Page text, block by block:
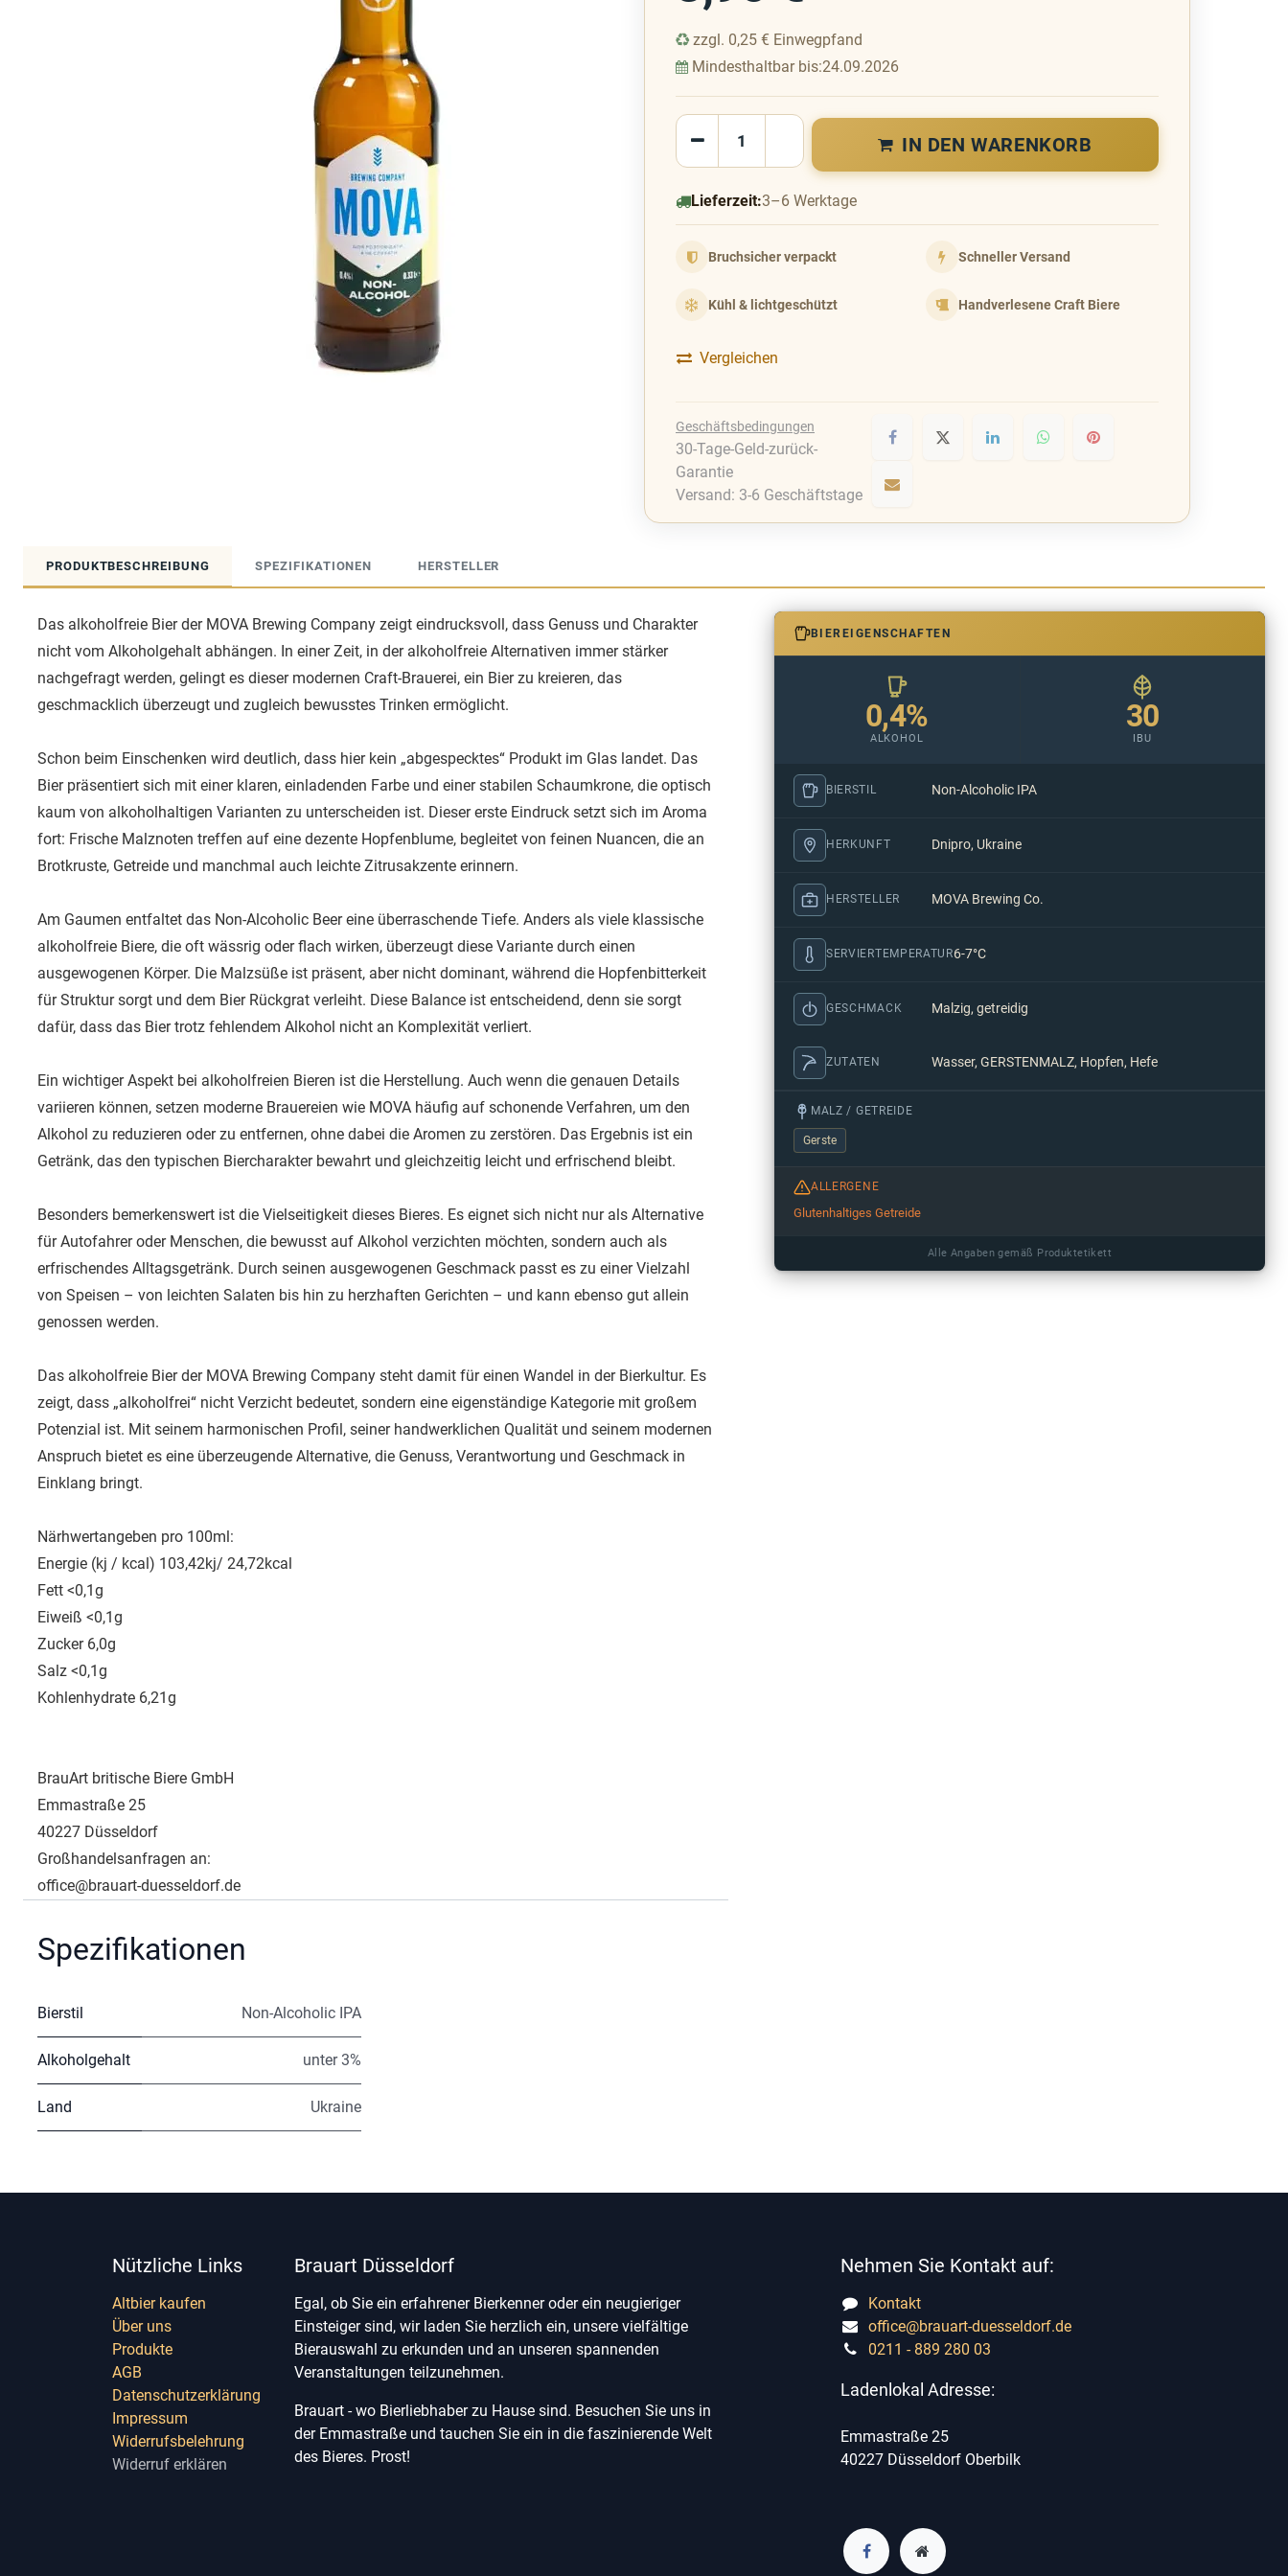
zzgl. 0,25 € Einwegpfand
Mindesthaltbar bis:24.09.2026
IN DEN WARENKORB
Lieferzeit:3–6 Werktage
Bruchsicher verpackt Schneller Versand
Kühl & lichtgeschützt Handverlesene Craft Biere
Vergleichen
Geschäftsbedingungen
30-Tage-Geld-zurück-
Garantie
Versand: 3-6 Geschäftstage
PRODUKTBESCHREIBUNG SPEZIFIKATIONEN HERSTELLER
Das alkoholfreie Bier der MOVA Brewing Company zeigt eindrucksvoll, dass Genuss und Charakter
nicht vom Alkoholgehalt abhängen. In einer Zeit, in der alkoholfreie Alternativen immer stärker
nachgefragt werden, gelingt es dieser modernen Craft-Brauerei, ein Bier zu kreieren, das
geschmacklich überzeugt und zugleich bewusstes Trinken ermöglicht.
Schon beim Einschenken wird deutlich, dass hier kein „abgespecktes“ Produkt im Glas landet. Das
Bier präsentiert sich mit einer klaren, einladenden Farbe und einer stabilen Schaumkrone, die optisch
kaum von alkoholhaltigen Varianten zu unterscheiden ist. Dieser erste Eindruck setzt sich im Aroma
fort: Frische Malznoten treffen auf eine dezente Hopfenblume, begleitet von feinen Nuancen, die an
Brotkruste, Getreide und manchmal auch leichte Zitrusakzente erinnern.
Am Gaumen entfaltet das Non-Alcoholic Beer eine überraschende Tiefe. Anders als viele klassische
alkoholfreie Biere, die oft wässrig oder flach wirken, überzeugt diese Variante durch einen
ausgewogenen Körper. Die Malzsüße ist präsent, aber nicht dominant, während die Hopfenbitterkeit
für Struktur sorgt und dem Bier Rückgrat verleiht. Diese Balance ist entscheidend, denn sie sorgt
dafür, dass das Bier trotz fehlendem Alkohol nicht an Komplexität verliert.
Ein wichtiger Aspekt bei alkoholfreien Bieren ist die Herstellung. Auch wenn die genauen Details
variieren können, setzen moderne Brauereien wie MOVA häufig auf schonende Verfahren, um den
Alkohol zu reduzieren oder zu entfernen, ohne dabei die Aromen zu zerstören. Das Ergebnis ist ein
Getränk, das den typischen Biercharakter bewahrt und gleichzeitig leicht und erfrischend bleibt.
Besonders bemerkenswert ist die Vielseitigkeit dieses Bieres. Es eignet sich nicht nur als Alternative
für Autofahrer oder Menschen, die bewusst auf Alkohol verzichten möchten, sondern auch als
erfrischendes Alltagsgetränk. Durch seinen ausgewogenen Geschmack passt es zu einer Vielzahl
von Speisen – von leichten Salaten bis hin zu herzhaften Gerichten – und kann ebenso gut allein
genossen werden.
Das alkoholfreie Bier der MOVA Brewing Company steht damit für einen Wandel in der Bierkultur. Es
zeigt, dass „alkoholfrei“ nicht Verzicht bedeutet, sondern eine eigenständige Kategorie mit großem
Potenzial ist. Mit seinem harmonischen Profil, seiner handwerklichen Qualität und seinem modernen
Anspruch bietet es eine überzeugende Alternative, die Genuss, Verantwortung und Geschmack in
Einklang bringt.
Närhwertangeben pro 100ml:
Energie (kj / kcal) 103,42kj/ 24,72kcal
Fett <0,1g
Eiweiß <0,1g
Zucker 6,0g
Salz <0,1g
Kohlenhydrate 6,21g
BrauArt britische Biere GmbH
Emmastraße 25
40227 Düsseldorf
Großhandelsanfragen an:
office@brauart-duesseldorf.de
Spezifikationen
Bierstil Non-Alcoholic IPA
Alkoholgehalt unter 3%
Land Ukraine
BIEREIGENSCHAFTEN
0,4%
ALKOHOL
30
IBU
BIERSTIL Non-Alcoholic IPA
HERKUNFT Dnipro, Ukraine
HERSTELLER MOVA Brewing Co.
SERVIERTEMPERATUR6-7°C
GESCHMACK Malzig, getreidig
ZUTATEN Wasser, GERSTENMALZ, Hopfen, Hefe
MALZ / GETREIDE
Gerste
ALLERGENE
Glutenhaltiges Getreide
Alle Angaben gemäß Produktetikett
Nützliche Links
Altbier kaufen
Über uns
Produkte
AGB
Datenschutzerklärung
Impressum
Widerrufsbelehrung
Widerruf erklären
Brauart Düsseldorf
Egal, ob Sie ein erfahrener Bierkenner oder ein neugieriger
Einsteiger sind, wir laden Sie herzlich ein, unsere vielfältige
Bierauswahl zu erkunden und an unseren spannenden
Veranstaltungen teilzunehmen.
Brauart - wo Bierliebhaber zu Hause sind. Besuchen Sie uns in
der Emmastraße und tauchen Sie ein in die faszinierende Welt
des Bieres. Prost!
Nehmen Sie Kontakt auf:
Kontakt
office@brauart-duesseldorf.de
0211 - 889 280 03
Ladenlokal Adresse:
Emmastraße 25
40227 Düsseldorf Oberbilk